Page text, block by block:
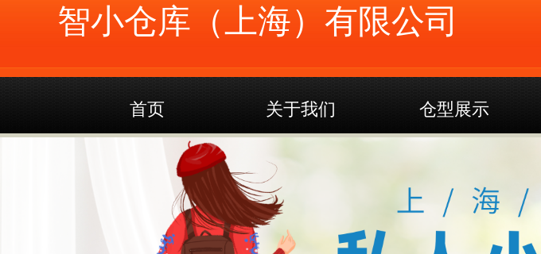
智小仓库（上海）有限公司
首页 关于我们 仓型展示